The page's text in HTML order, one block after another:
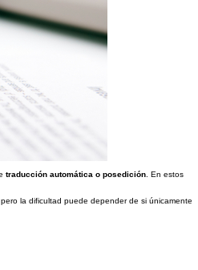
traducción automática o posedición . En estos
la dificultad puede depender de si únicamente